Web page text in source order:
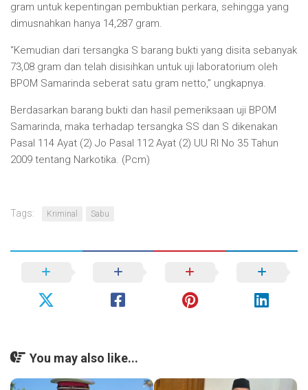
gram untuk kepentingan pembuktian perkara, sehingga yang
dimusnahkan hanya 14,287 gram.
“Kemudian dari tersangka S barang bukti yang disita sebanyak
73,08 gram dan telah disisihkan untuk uji laboratorium oleh
BPOM Samarinda seberat satu gram netto,” ungkapnya.
Berdasarkan barang bukti dan hasil pemeriksaan uji BPOM
Samarinda, maka terhadap tersangka SS dan S dikenakan
Pasal 114 Ayat (2) Jo Pasal 112 Ayat (2) UU RI No 35 Tahun
2009 tentang Narkotika. (Pcm)
Tags: Kriminal Sabu
You may also like...